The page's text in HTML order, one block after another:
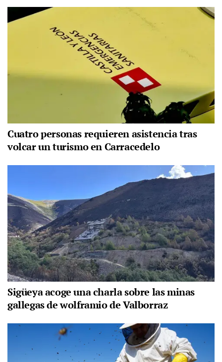
Cuatro personas requieren asistencia tras
volcar un turismo en Carracedelo
Sigüeya acoge una charla sobre las minas
gallegas de wolframio de Valborraz